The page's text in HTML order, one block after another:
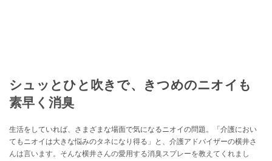
シュッとひと吹きで、きつめのニオイも
素早く消臭
生活をしていれば、さまざまな場面で気になるニオイの問題。「介護におい
てもニオイは大きな悩みのタネになり得る」と、介護アドバイザーの横井さ
んは言います。そんな横井さんの愛用する消臭スプレーを教えてくれまし